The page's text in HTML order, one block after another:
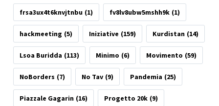
frsa3ux4t6knvjtnbu (1) fv8lv8ubw5mshh9k (1)
hackmeeting (5) Iniziative (159) Kurdistan (14)
Lsoa Buridda (113) Minimo (6) Movimento (59)
NoBorders (7) No Tav (9) Pandemia (25)
Piazzale Gagarin (16) Progetto 20k (9)